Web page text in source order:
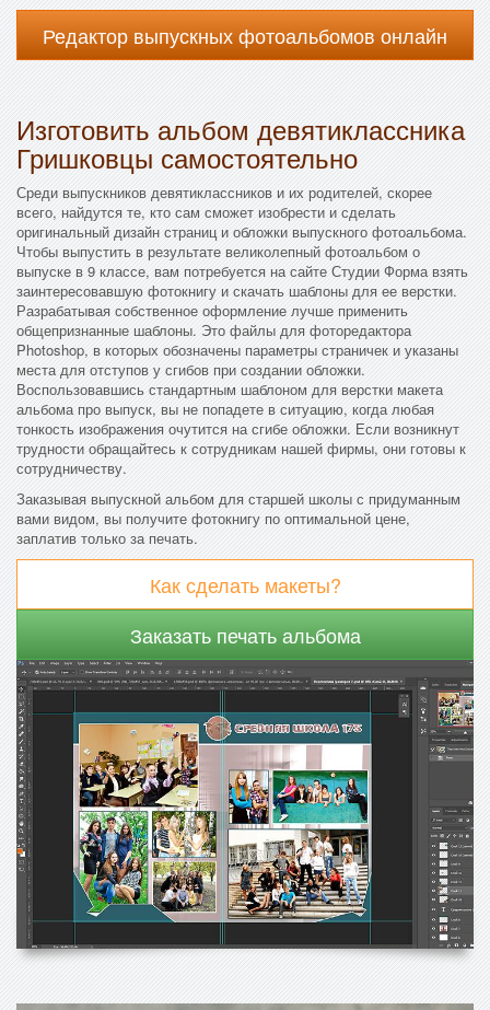
Редактор выпускных фотоальбомов онлайн
Изготовить альбом девятиклассника
Гришковцы самостоятельно
Среди выпускников девятиклассников и их родителей, скорее
всего, найдутся те, кто сам сможет изобрести и сделать
оригинальный дизайн страниц и обложки выпускного фотоальбома.
Чтобы выпустить в результате великолепный фотоальбом о
выпуске в 9 классе, вам потребуется на сайте Студии Форма взять
заинтересовавшую фотокнигу и скачать шаблоны для ее верстки.
Разрабатывая собственное оформление лучше применить
общепризнанные шаблоны. Это файлы для фоторедактора
Photoshop, в которых обозначены параметры страничек и указаны
места для отступов у сгибов при создании обложки.
Воспользовавшись стандартным шаблоном для верстки макета
альбома про выпуск, вы не попадете в ситуацию, когда любая
тонкость изображения очутится на сгибе обложки. Если возникнут
трудности обращайтесь к сотрудникам нашей фирмы, они готовы к
сотрудничеству.
Заказывая выпускной альбом для старшей школы с придуманным
вами видом, вы получите фотокнигу по оптимальной цене,
заплатив только за печать.
Как сделать макеты?
Заказать печать альбома